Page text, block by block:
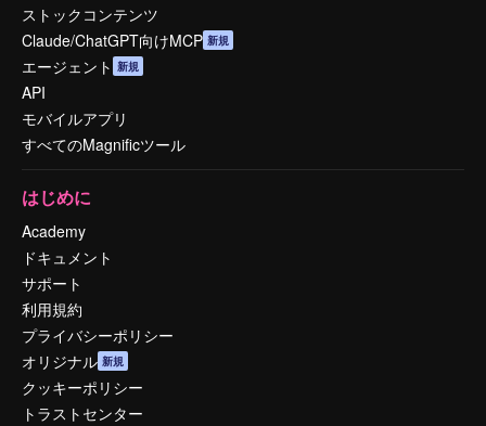
ストックコンテンツ
Claude/ChatGPT向けMCP 新規
エージェント 新規
API
モバイルアプリ
すべてのMagnificツール
はじめに
Academy
ドキュメント
サポート
利用規約
プライバシーポリシー
オリジナル 新規
クッキーポリシー
トラストセンター